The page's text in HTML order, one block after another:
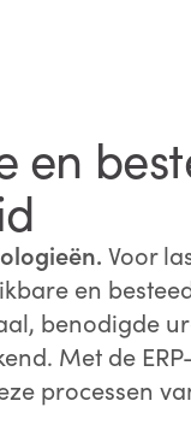
en
Voor
en
benodigde
Met de
processen